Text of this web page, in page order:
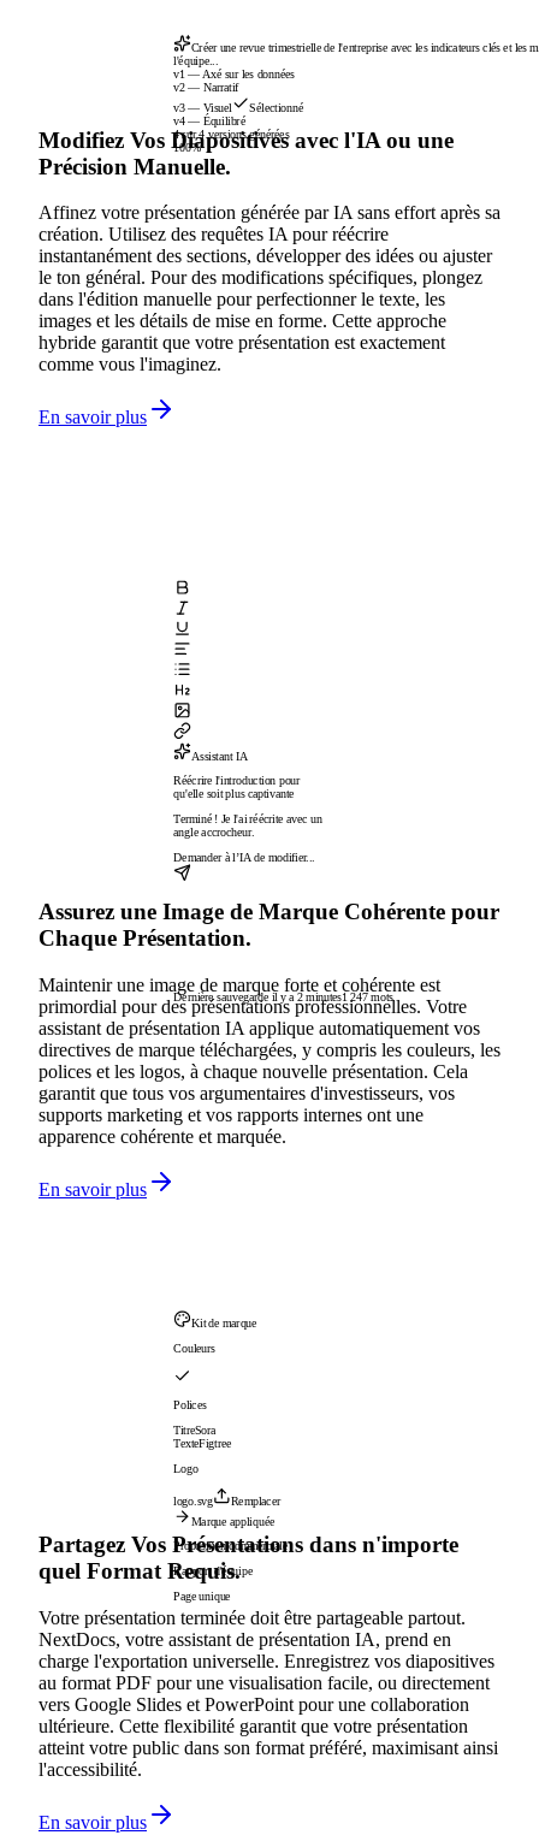
Créer une revue trimestrielle de l'entreprise avec les indicateurs clés et les
l'équipe...
v1 — Axé sur les données
v2 — Narratif
v3 — Visuel Sélectionné
v4 — Équilibré
4 sur 4 versions générées
100%
Modifiez Vos Diapositives avec l'IA ou une
Précision Manuelle.
Affinez votre présentation générée par IA sans effort après sa
création. Utilisez des requêtes IA pour réécrire
instantanément des sections, développer des idées ou ajuster
le ton général. Pour des modifications spécifiques, plongez
dans l'édition manuelle pour perfectionner le texte, les
images et les détails de mise en forme. Cette approche
hybride garantit que votre présentation est exactement
comme vous l'imaginez.
En savoir plus
Assistant IA
Réécrire l'introduction pour
qu'elle soit plus captivante
Terminé ! Je l'ai réécrite avec un
angle accrocheur.
Demander à l’IA de modifier...
Dernière sauvegarde il y a 2 minutes1 247 mots
Assurez une Image de Marque Cohérente pour
Chaque Présentation.
Maintenir une image de marque forte et cohérente est
primordial pour des présentations professionnelles. Votre
assistant de présentation IA applique automatiquement vos
directives de marque téléchargées, y compris les couleurs, les
polices et les logos, à chaque nouvelle présentation. Cela
garantit que tous vos argumentaires d'investisseurs, vos
supports marketing et vos rapports internes ont une
apparence cohérente et marquée.
En savoir plus
Kit de marque
Couleurs
Polices
TitreSora
TexteFigtree
Logo
logo.svg
Remplacer
Marque appliquée
Proposition commerciale
Rapport d'équipe
Page unique
Partagez Vos Présentations dans n'importe
quel Format Requis.
Votre présentation terminée doit être partageable partout.
NextDocs, votre assistant de présentation IA, prend en
charge l'exportation universelle. Enregistrez vos diapositives
au format PDF pour une visualisation facile, ou directement
vers Google Slides et PowerPoint pour une collaboration
ultérieure. Cette flexibilité garantit que votre présentation
atteint votre public dans son format préféré, maximisant ainsi
l'accessibilité.
En savoir plus